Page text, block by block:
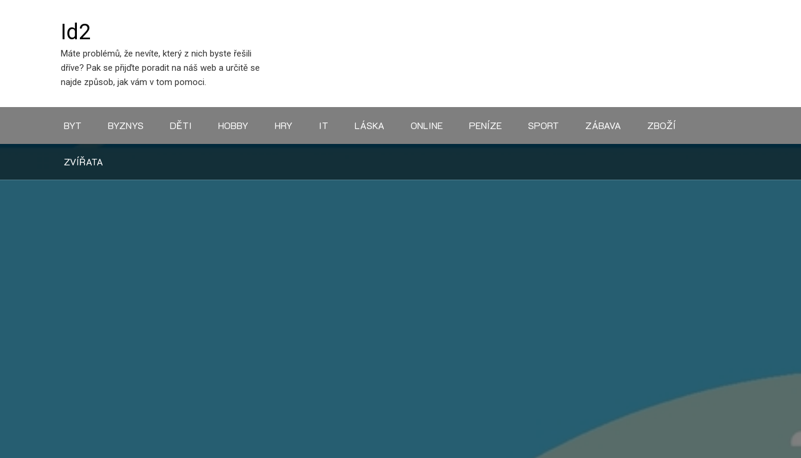
Id2
Máte problémů, že nevíte, který z nich byste řešili
dříve? Pak se přijďte poradit na náš web a určitě se
najde způsob, jak vám v tom pomoci.
BYT BYZNYS DĚTI HOBBY HRY IT LÁSKA ONLINE PENÍZE SPORT ZÁBAVA ZBOŽÍ
ZVÍŘATA